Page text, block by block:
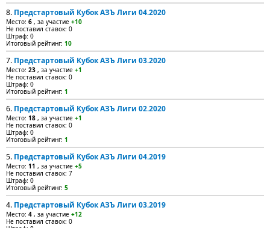
8. Предстартовый Кубок АЗЪ Лиги 04.2020
Место: 6 , за участие +10
Не поставил ставок: 0
Штраф: 0
Итоговый рейтинг: 10
7. Предстартовый Кубок АЗЪ Лиги 03.2020
Место: 23 , за участие +1
Не поставил ставок: 0
Штраф: 0
Итоговый рейтинг: 1
6. Предстартовый Кубок АЗЪ Лиги 02.2020
Место: 18 , за участие +1
Не поставил ставок: 0
Штраф: 0
Итоговый рейтинг: 1
5. Предстартовый Кубок АЗЪ Лиги 04.2019
Место: 11 , за участие +5
Не поставил ставок: 7
Штраф: 0
Итоговый рейтинг: 5
4. Предстартовый Кубок АЗЪ Лиги 03.2019
Место: 4 , за участие +12
Не поставил ставок: 0